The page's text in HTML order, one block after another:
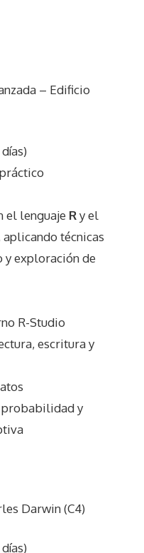
– Edificio
el lenguaje Ry el
aplicando técnicas
y exploración de
R-Studio
escritura y
y
Darwin (C4)